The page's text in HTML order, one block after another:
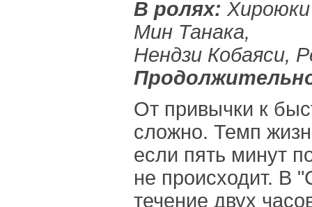
В ролях:
Мин Танака,
Нендзи Кобаяси,
От привычки к
сложно. Темп
если пять минут
не происходит. В
течение двух